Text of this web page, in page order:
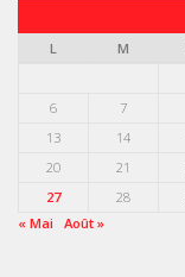
L
M
6
7
13
14
20
21
27
28
« Mai
Août »